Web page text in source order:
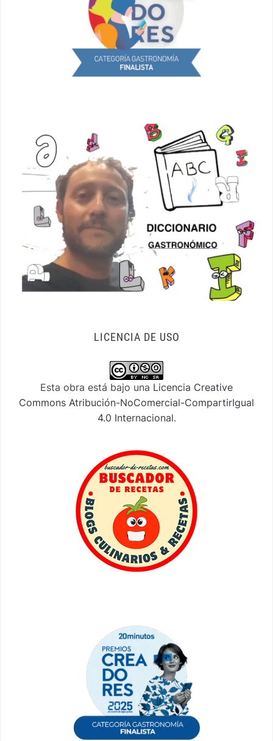
LICENCIA DE USO
Esta obra está bajo una Licencia Creative
Commons Atribución-NoComercial-CompartirIgual
4.0 Internacional.